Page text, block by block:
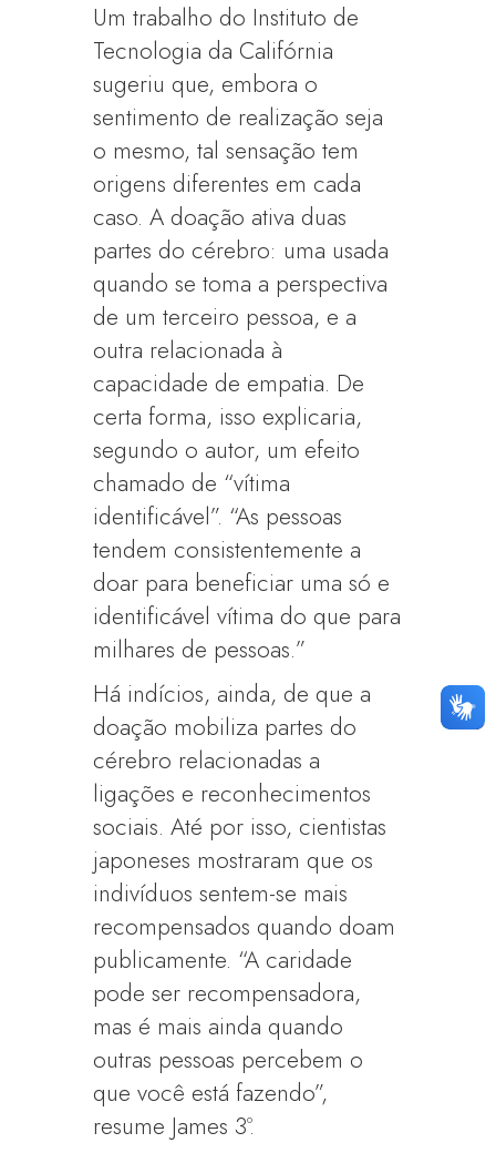
Um trabalho do Instituto de
Tecnologia da Califórnia
sugeriu que, embora o
sentimento de realização seja
o mesmo, tal sensação tem
origens diferentes em cada
caso. A doação ativa duas
partes do cérebro: uma usada
quando se toma a perspectiva
de um terceiro pessoa, e a
outra relacionada à
capacidade de empatia. De
certa forma, isso explicaria,
segundo o autor, um efeito
chamado de “vítima
identificável”. “As pessoas
tendem consistentemente a
doar para beneficiar uma só e
identificável vítima do que para
milhares de pessoas.”
Há indícios, ainda, de que a
doação mobiliza partes do
cérebro relacionadas a
ligações e reconhecimentos
sociais. Até por isso, cientistas
japoneses mostraram que os
indivíduos sentem-se mais
recompensados quando doam
publicamente. “A caridade
pode ser recompensadora,
mas é mais ainda quando
outras pessoas percebem o
que você está fazendo”,
resume James 3º.